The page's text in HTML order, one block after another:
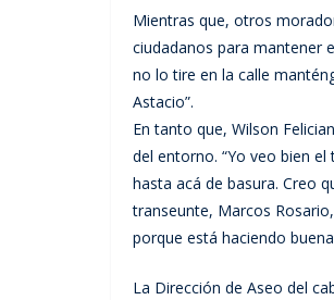
Mientras que, otros
ciudadanos para mantener
no lo tire en la calle
Astacio”.
En tanto que, Wilson
del entorno. “Yo veo bien
hasta acá de basura. Creo
transeunte, Marcos
porque está haciendo
La Dirección de Aseo del